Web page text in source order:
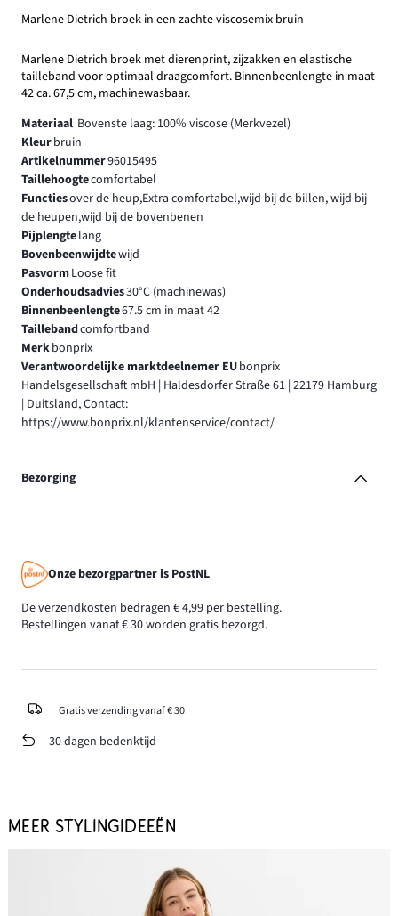
Marlene Dietrich broek in een zachte viscosemix bruin
Marlene Dietrich broek met dierenprint, zijzakken en elastische
tailleband voor optimaal draagcomfort. Binnenbeenlengte in maat
42 ca. 67,5 cm, machinewasbaar.
Materiaal Bovenste laag: 100% viscose (Merkvezel)
Kleurbruin
Artikelnummer96015495
Taillehoogtecomfortabel
Functiesover de heup,Extra comfortabel,wijd bij de billen, wijd bij
de heupen,wijd bij de bovenbenen
Pijplengtelang
Bovenbeenwijdtewijd
PasvormLoose fit
Onderhoudsadvies30°C (machinewas)
Binnenbeenlengte67.5 cm in maat 42
Taillebandcomfortband
Merkbonprix
Verantwoordelijke marktdeelnemer EUbonprix
Handelsgesellschaft mbH | Haldesdorfer Straße 61 | 22179 Hamburg
| Duitsland, Contact:
https://www.bonprix.nl/klantenservice/contact/
Bezorging
Onze bezorgpartner is PostNL
De verzendkosten bedragen € 4,99 per bestelling.
Bestellingen vanaf € 30 worden gratis bezorgd.
Gratis verzending vanaf € 30
30 dagen bedenktijd
MEER STYLINGIDEEËN